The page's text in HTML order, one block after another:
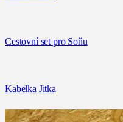
Cestovní set pro Soňu
Kabelka Jitka